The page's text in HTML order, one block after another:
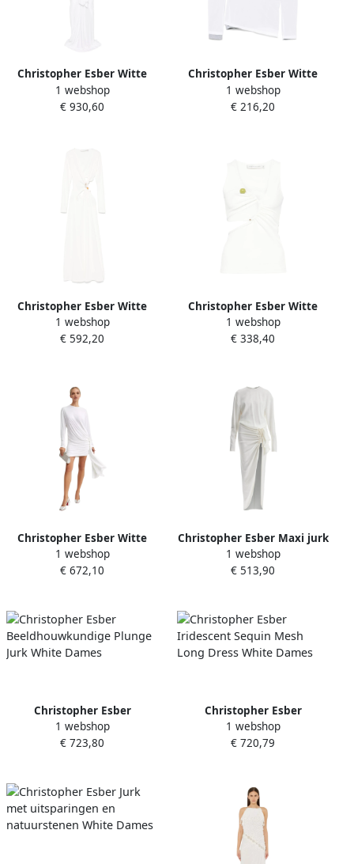
Christopher Esber Witte
Sweater met Ring Hardware
Detailing White Dames
1 webshop
€ 930,60
Christopher Esber Witte
Gelaagde Crew Neck
Sweater White Dames
1 webshop
€ 216,20
Christopher Esber Witte
Geribbelde Jurk met
Steenversiering White
1 webshop
€ 592,20
Christopher Esber Witte
Asymmetrische Halsring
Top White Dames
1 webshop
€ 338,40
Christopher Esber Witte
Mini Jurk met Gedrapeerde
Details White Dames
1 webshop
€ 672,10
Christopher Esber Maxi jurk
met golvende draperie
White Dames
1 webshop
€ 513,90
Christopher Esber
Beeldhouwkundige Plunge
Jurk White Dames
1 webshop
€ 723,80
Christopher Esber
Iridescent Sequin Mesh
Long Dress White Dames
1 webshop
€ 720,79